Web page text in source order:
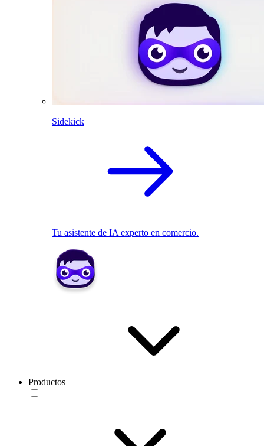
Sidekick
Tu asistente de IA experto en comercio.
Productos